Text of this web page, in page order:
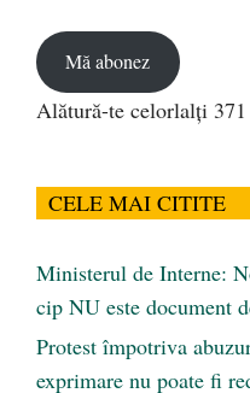
Mă abonez
Alătură-te celorlalți 371
CELE MAI CITITE
Ministerul de Interne:
cip NU este document
Protest împotriva
exprimare nu poate fi